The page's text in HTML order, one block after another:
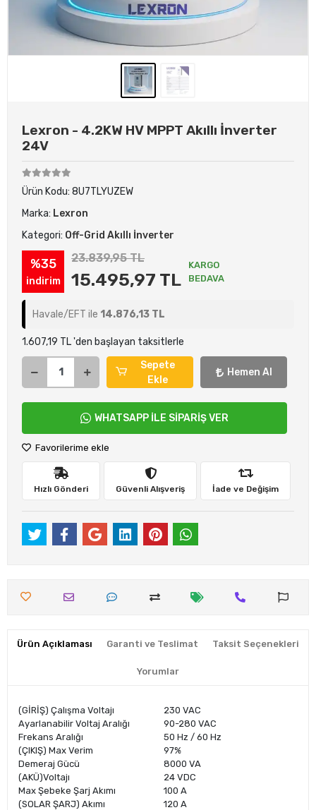
Lexron - 4.2KW HV MPPT Akıllı İnverter
24V
Ürün Kodu: 8U7TLYUZEW
Marka: Lexron
Kategori: Off-Grid Akıllı İnverter
%35
indirim
23.839,95 TL
15.495,97 TL
KARGO
BEDAVA
Havale/EFT ile 14.876,13 TL
1.607,19 TL 'den başlayan taksitlerle
Sepete
Ekle
Hemen Al
WHATSAPP İLE SİPARİŞ VER
Favorilerime ekle
Hızlı Gönderi Güvenli Alışveriş İade ve Değişim
Ürün Açıklaması Garanti ve Teslimat Taksit Seçenekleri
Yorumlar
(GİRİŞ) Çalışma Voltajı
230 VAC
Ayarlanabilir Voltaj Aralığı
90-280 VAC
Frekans Aralığı
50 Hz / 60 Hz
(ÇIKIŞ) Max Verim
97%
Demeraj Gücü
8000 VA
(AKÜ)Voltajı
24 VDC
Max Şebeke Şarj Akımı
100 A
(SOLAR ŞARJ) Akımı
120 A